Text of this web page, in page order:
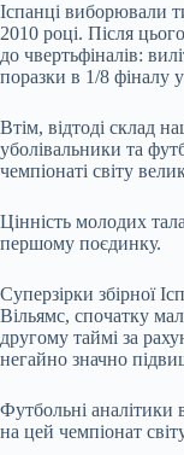
Іспанці виборювали
2010 році. Після
до чвертьфіналів:
поразки в 1/8 фіналу
Втім, відтоді склад
уболівальники та
чемпіонаті світу
Цінність молодих
першому поєдинку.
Суперзірки збірної
Вільямс, спочатку
другому таймі за
негайно значно
Футбольні аналітики
на цей чемпіонат